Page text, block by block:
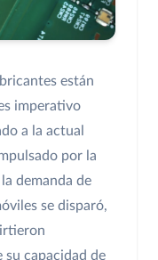
están
imperativo
a la actual
por la
demanda de
se disparó,
su capacidad de